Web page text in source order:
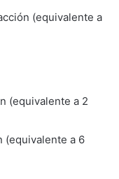
(equivalente a
(equivalente a 2
(equivalente a 6